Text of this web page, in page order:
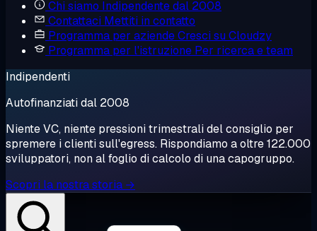
Chi siamo Indipendente dal 2008
Contattaci Mettiti in contatto
Programma per aziendeCresci su Cloudzy
Programma per l'istruzione Per ricerca e team
Indipendenti
Autofinanziati dal 2008
Niente VC, niente pressioni trimestrali del consiglio per
spremere i clienti sull'egress. Rispondiamo a oltre 122.000
sviluppatori, non al foglio di calcolo di una capogruppo.
Scopri la nostra storia →